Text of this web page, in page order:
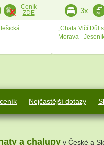
Ceník
ZDE
3x
„Chata Vlčí Důl
Morava -
Nejčastější dotazy
a chalupy v České a